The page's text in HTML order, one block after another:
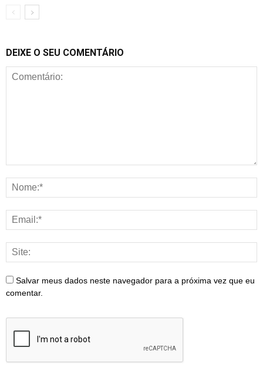
DEIXE O SEU COMENTÁRIO
Salvar meus dados neste navegador para a próxima vez que eu
comentar.